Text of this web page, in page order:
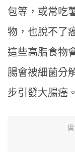
包等，或常吃
物，也脫不了
這些高脂食物
腸會被細菌分
步引發大腸癌。